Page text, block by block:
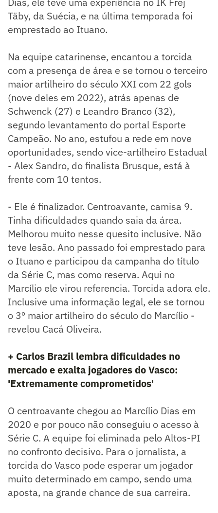
Täby, da Suécia, e na última temporada foi
emprestado ao Ituano.
Na equipe catarinense, encantou a torcida
com a presença de área e se tornou o terceiro
maior artilheiro do século XXI com 22 gols
(nove deles em 2022), atrás apenas de
Schwenck (27) e Leandro Branco (32),
segundo levantamento do portal Esporte
Campeão. No ano, estufou a rede em nove
oportunidades, sendo vice-artilheiro Estadual
- Alex Sandro, do finalista Brusque, está à
frente com 10 tentos.
- Ele é finalizador. Centroavante, camisa 9.
Tinha dificuldades quando saia da área.
Melhorou muito nesse quesito inclusive. Não
teve lesão. Ano passado foi emprestado para
o Ituano e participou da campanha do título
da Série C, mas como reserva. Aqui no
Marcílio ele virou referencia. Torcida adora ele.
Inclusive uma informação legal, ele se tornou
o 3º maior artilheiro do século do Marcílio -
revelou Cacá Oliveira.
+ Carlos Brazil lembra dificuldades no
mercado e exalta jogadores do Vasco:
'Extremamente comprometidos'
O centroavante chegou ao Marcílio Dias em
2020 e por pouco não conseguiu o acesso à
Série C. A equipe foi eliminada pelo Altos-PI
no confronto decisivo. Para o jornalista, a
torcida do Vasco pode esperar um jogador
muito determinado em campo, sendo uma
aposta, na grande chance de sua carreira.